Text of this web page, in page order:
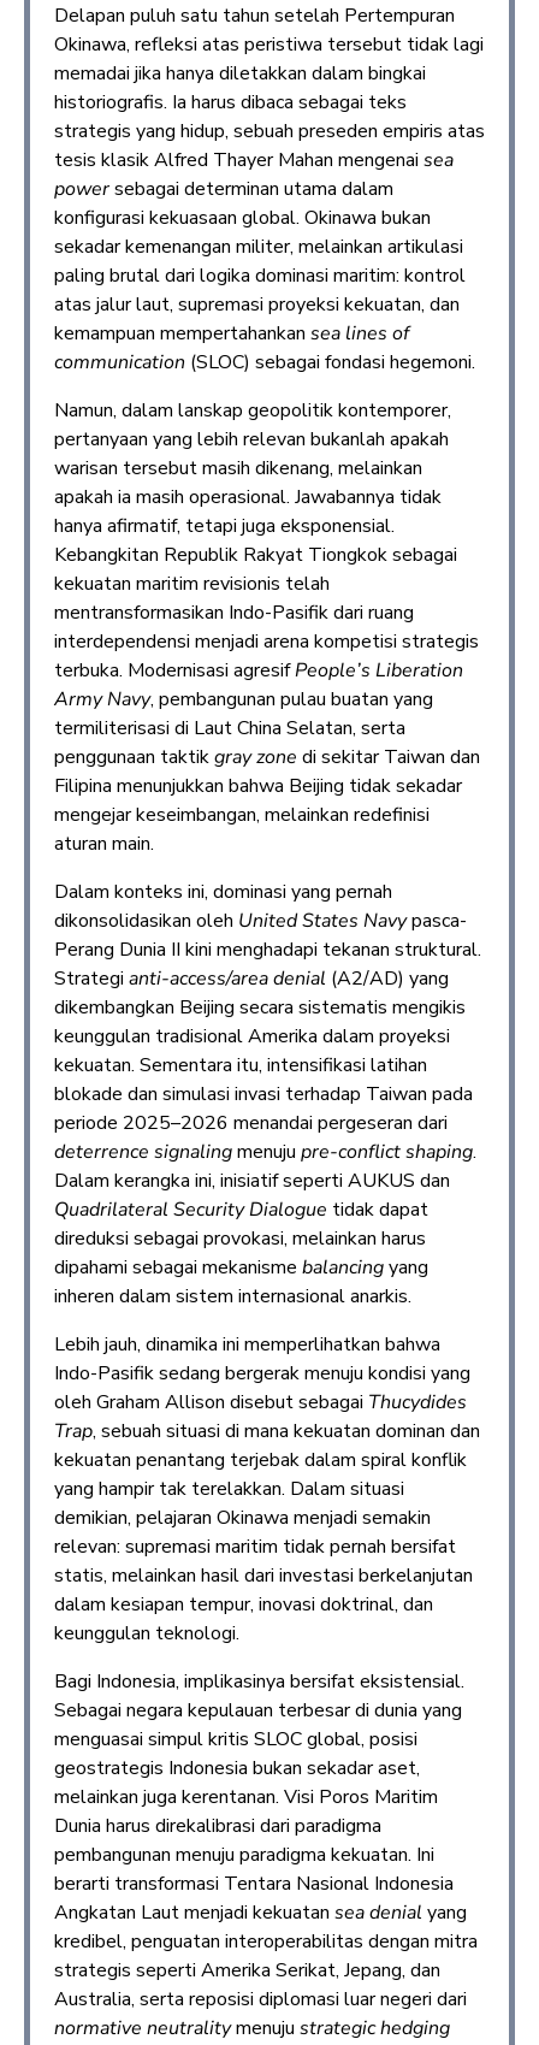
Delapan puluh satu tahun setelah Pertempuran
Okinawa, refleksi atas peristiwa tersebut tidak lagi
memadai jika hanya diletakkan dalam bingkai
historiografis. Ia harus dibaca sebagai teks
strategis yang hidup, sebuah preseden empiris atas
tesis klasik Alfred Thayer Mahan mengenai sea
powersebagai determinan utama dalam
konfigurasi kekuasaan global. Okinawa bukan
sekadar kemenangan militer, melainkan artikulasi
paling brutal dari logika dominasi maritim: kontrol
atas jalur laut, supremasi proyeksi kekuatan, dan
kemampuan mempertahankan sea lines of
communication (SLOC) sebagai fondasi hegemoni.
Namun, dalam lanskap geopolitik kontemporer,
pertanyaan yang lebih relevan bukanlah apakah
warisan tersebut masih dikenang, melainkan
apakah ia masih operasional. Jawabannya tidak
hanya afirmatif, tetapi juga eksponensial.
Kebangkitan Republik Rakyat Tiongkok sebagai
kekuatan maritim revisionis telah
mentransformasikan Indo-Pasifik dari ruang
interdependensi menjadi arena kompetisi strategis
terbuka. Modernisasi agresifPeople’s Liberation
Army Navy, pembangunan pulau buatan yang
termiliterisasi di Laut China Selatan, serta
penggunaan taktikgray zone di sekitar Taiwan dan
Filipina menunjukkan bahwa Beijing tidak sekadar
mengejar keseimbangan, melainkan redefinisi
aturan main.
Dalam konteks ini, dominasi yang pernah
dikonsolidasikan oleh United States Navypasca-
Perang Dunia II kini menghadapi tekanan struktural.
Strategi anti-access/area denial (A2/AD) yang
dikembangkan Beijing secara sistematis mengikis
keunggulan tradisional Amerika dalam proyeksi
kekuatan. Sementara itu, intensifikasi latihan
blokade dan simulasi invasi terhadap Taiwan pada
periode 2025–2026 menandai pergeseran dari
deterrence signalingmenuju pre-conflict shaping.
Dalam kerangka ini, inisiatif seperti AUKUS dan
Quadrilateral Security Dialogue tidak dapat
direduksi sebagai provokasi, melainkan harus
dipahami sebagai mekanisme balancingyang
inheren dalam sistem internasional anarkis.
Lebih jauh, dinamika ini memperlihatkan bahwa
Indo-Pasifik sedang bergerak menuju kondisi yang
oleh Graham Allison disebut sebagai Thucydides
Trap, sebuah situasi di mana kekuatan dominan dan
kekuatan penantang terjebak dalam spiral konflik
yang hampir tak terelakkan. Dalam situasi
demikian, pelajaran Okinawa menjadi semakin
relevan: supremasi maritim tidak pernah bersifat
statis, melainkan hasil dari investasi berkelanjutan
dalam kesiapan tempur, inovasi doktrinal, dan
keunggulan teknologi.
Bagi Indonesia, implikasinya bersifat eksistensial.
Sebagai negara kepulauan terbesar di dunia yang
menguasai simpul kritis SLOC global, posisi
geostrategis Indonesia bukan sekadar aset,
melainkan juga kerentanan. Visi Poros Maritim
Dunia harus direkalibrasi dari paradigma
pembangunan menuju paradigma kekuatan. Ini
berarti transformasi Tentara Nasional Indonesia
Angkatan Laut menjadi kekuatan sea denial yang
kredibel, penguatan interoperabilitas dengan mitra
strategis seperti Amerika Serikat, Jepang, dan
Australia, serta reposisi diplomasi luar negeri dari
normative neutralitymenuju strategic hedging